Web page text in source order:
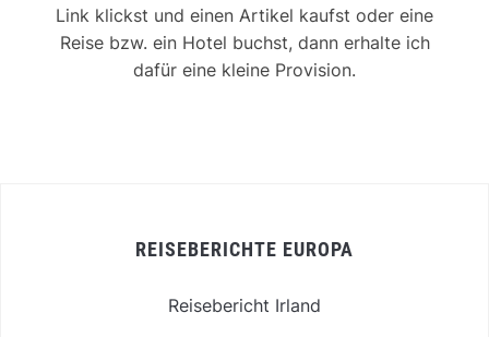
Link klickst und einen Artikel kaufst oder eine
Reise bzw. ein Hotel buchst, dann erhalte ich
dafür eine kleine Provision.
REISEBERICHTE EUROPA
Reisebericht Irland